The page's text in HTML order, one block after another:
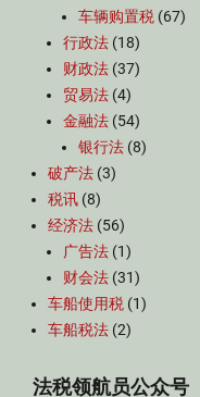
车辆购置税 (67)
行政法 (18)
财政法 (37)
贸易法 (4)
金融法 (54)
银行法 (8)
破产法 (3)
税讯 (8)
经济法 (56)
广告法 (1)
财会法 (31)
车船使用税 (1)
车船税法 (2)
法税领航员公众号